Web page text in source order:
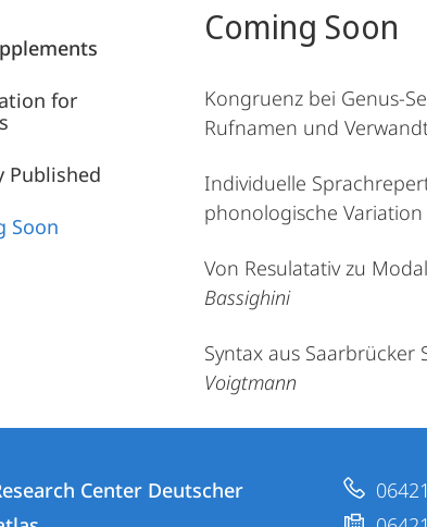
for
Published
Soon
Content
Coming Soon
Kongruenz bei Genus-
Rufnamen und
Individuelle
phonologische
Von Resulatativ zu
Bassighini
Syntax aus Saarbrücker
Voigtmann
Center Deutscher